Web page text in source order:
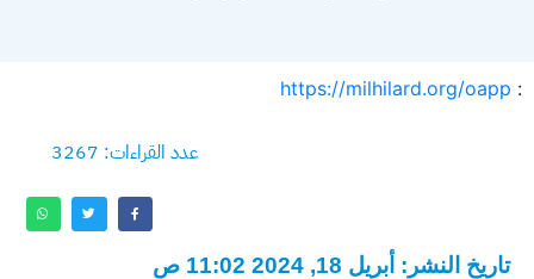
:
https://milhilard.org/oapp
عدد القراءات: 3267
تاريخ النشر: أبريل 18, 2024 11:02 ص